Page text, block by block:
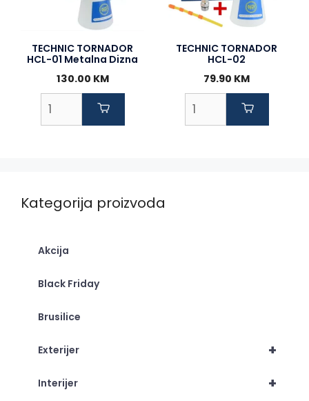
TECHNIC TORNADOR
HCL-01 Metalna Dizna
130.00 KM
TECHNIC TORNADOR
HCL-02
79.90 KM
Kategorija proizvoda
Akcija
Black Friday
Brusilice
+
Exterijer
+
Interijer